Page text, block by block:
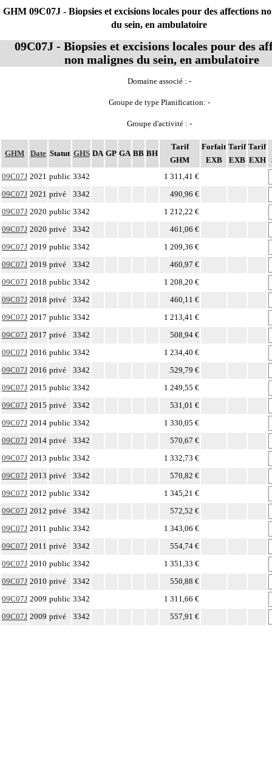
GHM Date Statut GHS DA GP GA BB BH
Tarif
GHM
Forfait
EXB
Tarif
EXB
Tarif
EXH
09C07J 2021 public 3342
1 311,41 €
09C07J 2021 privé 3342
490,96 €
09C07J 2020 public 3342
1 212,22 €
09C07J 2020 privé 3342
461,06 €
09C07J 2019 public 3342
1 209,36 €
09C07J 2019 privé 3342
460,97 €
09C07J 2018 public 3342
1 208,20 €
09C07J 2018 privé 3342
460,11 €
09C07J 2017 public 3342
1 213,41 €
09C07J 2017 privé 3342
508,94 €
09C07J 2016 public 3342
1 234,40 €
09C07J 2016 privé 3342
529,79 €
09C07J 2015 public 3342
1 249,55 €
09C07J 2015 privé 3342
531,01 €
09C07J 2014 public 3342
1 330,05 €
09C07J 2014 privé 3342
570,67 €
09C07J 2013 public 3342
1 332,73 €
09C07J 2013 privé 3342
570,82 €
09C07J 2012 public 3342
1 345,21 €
09C07J 2012 privé 3342
572,52 €
09C07J 2011 public 3342
1 343,06 €
09C07J 2011 privé 3342
554,74 €
09C07J 2010 public 3342
1 351,33 €
09C07J 2010 privé 3342
550,88 €
09C07J 2009 public 3342
1 311,66 €
09C07J 2009 privé 3342 557,91 €
GHM 09C07J - Biopsies et excisions locales pour des affections
du sein, en ambulatoire
09C07J - Biopsies et excisions locales pour des
non malignes du sein, en ambulatoire
Domaine associé : -
Groupe de type Planification: -
Groupe d'activité : -